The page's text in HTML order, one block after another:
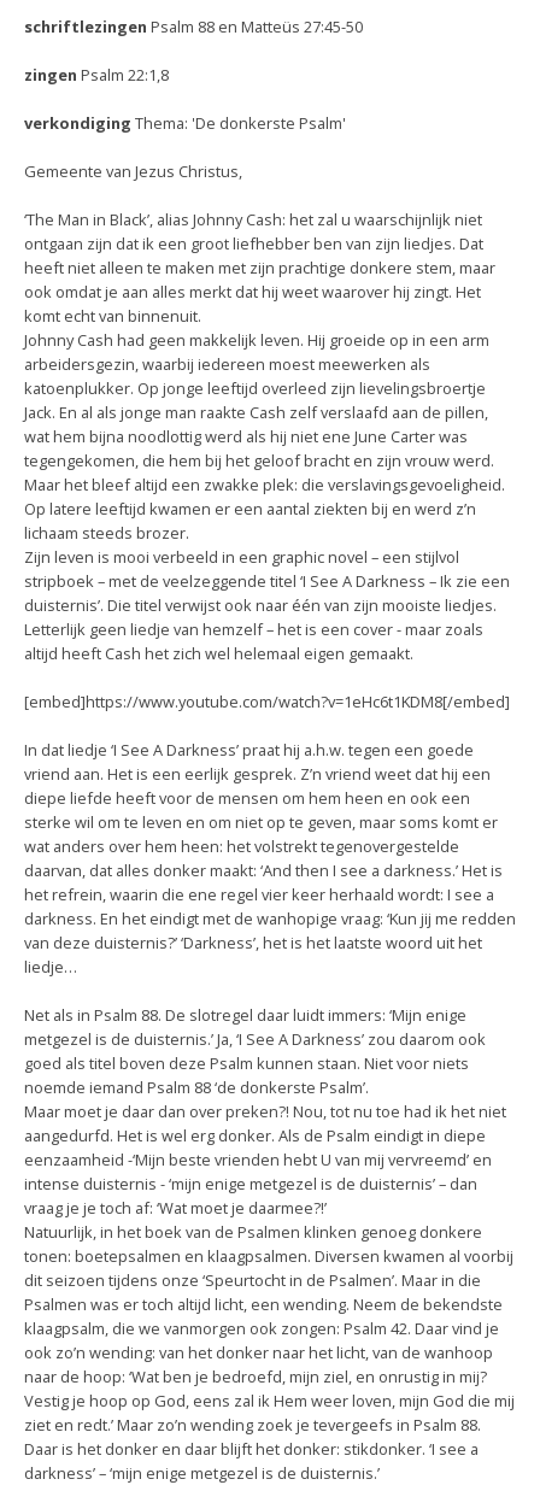
schriftlezingen Psalm 88 en Matteüs 27:45-50
zingen Psalm 22:1,8
verkondiging Thema: 'De donkerste Psalm'
Gemeente van Jezus Christus,
‘The Man in Black’, alias Johnny Cash: het zal u waarschijnlijk niet
ontgaan zijn dat ik een groot liefhebber ben van zijn liedjes. Dat
heeft niet alleen te maken met zijn prachtige donkere stem, maar
ook omdat je aan alles merkt dat hij weet waarover hij zingt. Het
komt echt van binnenuit.
Johnny Cash had geen makkelijk leven. Hij groeide op in een arm
arbeidersgezin, waarbij iedereen moest meewerken als
katoenplukker. Op jonge leeftijd overleed zijn lievelingsbroertje
Jack. En al als jonge man raakte Cash zelf verslaafd aan de pillen,
wat hem bijna noodlottig werd als hij niet ene June Carter was
tegengekomen, die hem bij het geloof bracht en zijn vrouw werd.
Maar het bleef altijd een zwakke plek: die verslavingsgevoeligheid.
Op latere leeftijd kwamen er een aantal ziekten bij en werd z’n
lichaam steeds brozer.
Zijn leven is mooi verbeeld in een graphic novel – een stijlvol
stripboek – met de veelzeggende titel ‘I See A Darkness – Ik zie een
duisternis’. Die titel verwijst ook naar één van zijn mooiste liedjes.
Letterlijk geen liedje van hemzelf – het is een cover - maar zoals
altijd heeft Cash het zich wel helemaal eigen gemaakt.
[embed]https://www.youtube.com/watch?v=1eHc6t1KDM8[/embed]
In dat liedje ‘I See A Darkness’ praat hij a.h.w. tegen een goede
vriend aan. Het is een eerlijk gesprek. Z’n vriend weet dat hij een
diepe liefde heeft voor de mensen om hem heen en ook een
sterke wil om te leven en om niet op te geven, maar soms komt er
wat anders over hem heen: het volstrekt tegenovergestelde
daarvan, dat alles donker maakt: ‘And then I see a darkness.’ Het is
het refrein, waarin die ene regel vier keer herhaald wordt: I see a
darkness. En het eindigt met de wanhopige vraag: ‘Kun jij me redden
van deze duisternis?’ ‘Darkness’, het is het laatste woord uit het
liedje…
Net als in Psalm 88. De slotregel daar luidt immers: ‘Mijn enige
metgezel is de duisternis.’ Ja, ‘I See A Darkness’ zou daarom ook
goed als titel boven deze Psalm kunnen staan. Niet voor niets
noemde iemand Psalm 88 ‘de donkerste Psalm’.
Maar moet je daar dan over preken?! Nou, tot nu toe had ik het niet
aangedurfd. Het is wel erg donker. Als de Psalm eindigt in diepe
eenzaamheid -‘Mijn beste vrienden hebt U van mij vervreemd’ en
intense duisternis - ‘mijn enige metgezel is de duisternis’ – dan
vraag je je toch af: ‘Wat moet je daarmee?!’
Natuurlijk, in het boek van de Psalmen klinken genoeg donkere
tonen: boetepsalmen en klaagpsalmen. Diversen kwamen al voorbij
dit seizoen tijdens onze ‘Speurtocht in de Psalmen’. Maar in die
Psalmen was er toch altijd licht, een wending. Neem de bekendste
klaagpsalm, die we vanmorgen ook zongen: Psalm 42. Daar vind je
ook zo’n wending: van het donker naar het licht, van de wanhoop
naar de hoop: ‘Wat ben je bedroefd, mijn ziel, en onrustig in mij?
Vestig je hoop op God, eens zal ik Hem weer loven, mijn God die mij
ziet en redt.’ Maar zo’n wending zoek je tevergeefs in Psalm 88.
Daar is het donker en daar blijft het donker: stikdonker. ‘I see a
darkness’ – ‘mijn enige metgezel is de duisternis.’